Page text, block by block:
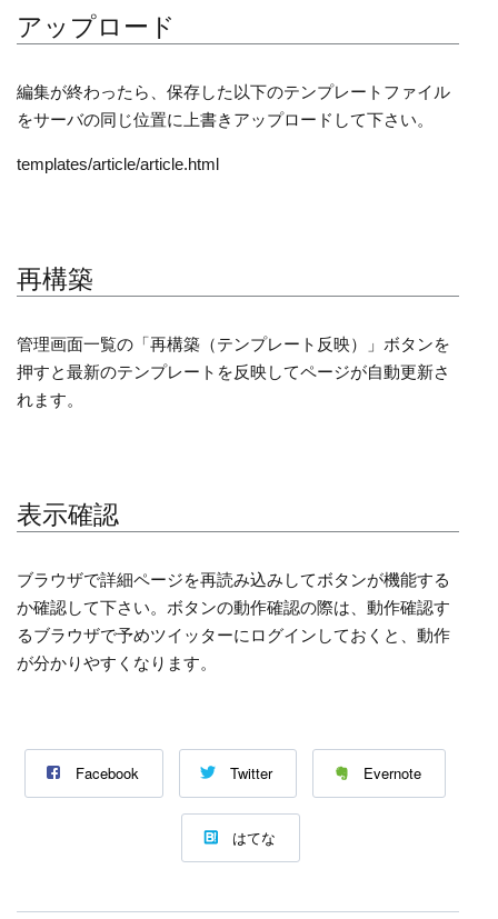
アップロード
編集が終わったら、保存した以下のテンプレートファイル
をサーバの同じ位置に上書きアップロードして下さい。
templates/article/article.html
再構築
管理画面一覧の「再構築（テンプレート反映）」ボタンを
押すと最新のテンプレートを反映してページが自動更新さ
れます。
表示確認
ブラウザで詳細ページを再読み込みしてボタンが機能する
か確認して下さい。ボタンの動作確認の際は、動作確認す
るブラウザで予めツイッターにログインしておくと、動作
が分かりやすくなります。
Facebook Twitter Evernote
はてな